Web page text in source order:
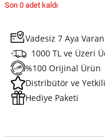
Son 0 adet kaldı
Vadesiz 7 Aya
1000 TL ve Üzeri
%100 Orijinal Ürün
Distribütör ve Yetkili
Hediye Paketi